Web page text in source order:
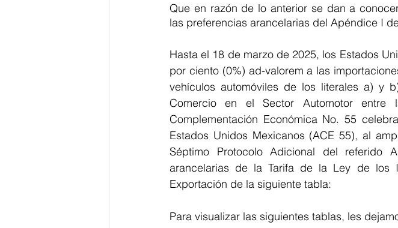
Que en razón de lo anterior se dan a
las preferencias arancelarias del Apéndice I
Hasta el 18 de marzo de 2025, los Estados
por ciento (0%) ad-valorem a las
vehículos automóviles de los literales a) y
Comercio en el Sector Automotor
Complementación Económica No. 55
Estados Unidos Mexicanos (ACE 55), al
Séptimo Protocolo Adicional del referido
arancelarias de la Tarifa de la Ley de los
Exportación de la siguiente tabla:
Para visualizar las siguientes tablas, les